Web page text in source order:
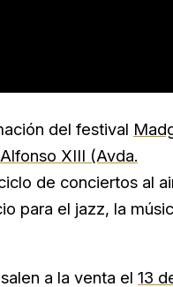
del festival
XIII (Avda.
de conciertos al
para el jazz, la
a la venta el 13